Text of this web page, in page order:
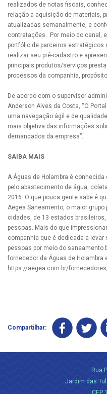
realizados de notas fiscais,
relação a aquisição de materiais,
atualizadas semanalmente, e
contratações. Por meio do canal,
portfólio de parceiros estratégicos
realizar seu pré-cadastro e
principais produtos/serviços
processos da companhia,
De acordo com o supervisor
Anderson Alves da Costa, “O
uma navegação ágil e de
mais objetiva das informações
demandados da empresa”.
SAIBA MAIS
A Águas de Holambra é
pelo abastecimento de água,
2016. O que pouca gente sabe é
Aegea Saneamento, o maior
cidades, de 13 estados
pessoas. Mais do que
companhia que é dedicada a
pessoas por meio do saneamento
fornecedor da Águas de Holambra
https://aegea.com.br/
Compartilhar:
Rua
Jardim das
CEP